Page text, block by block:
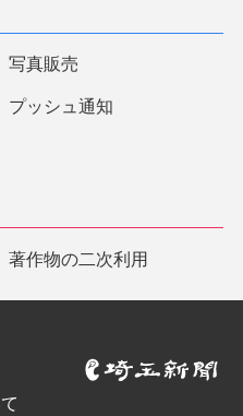
写真販売
プッシュ通知
著作物の二次利用